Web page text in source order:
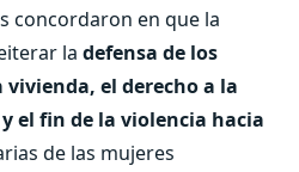
concordaron en que la
la defensa de los
el derecho a la
el fin de la violencia hacia
de las mujeres